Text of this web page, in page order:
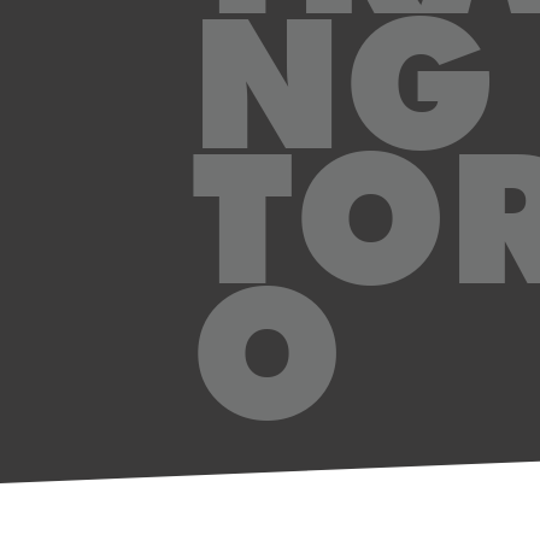
NG
O